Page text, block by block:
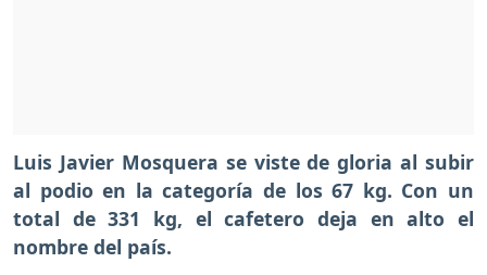
Luis Javier Mosquera se viste de gloria al subir
al podio en la categoría de los 67 kg. Con un
total de 331 kg, el cafetero deja en alto el
nombre del país.